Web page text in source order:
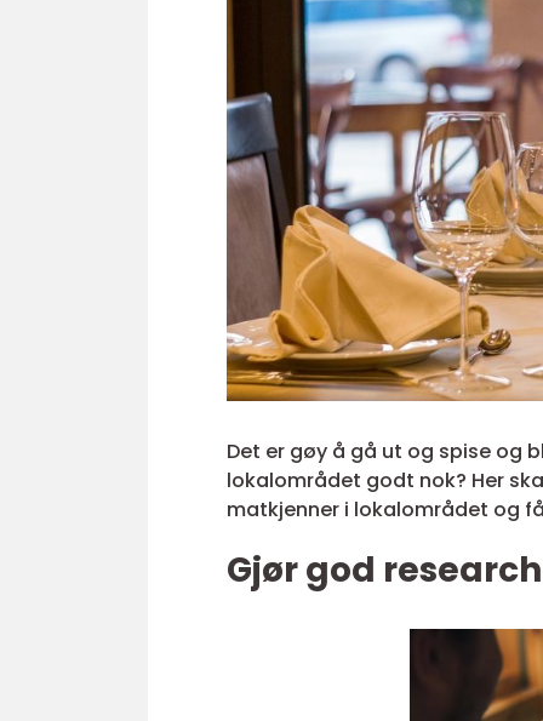
Det er gøy å gå ut og spise og
lokalområdet godt nok? Her
matkjenner i lokalområdet og
Gjør god